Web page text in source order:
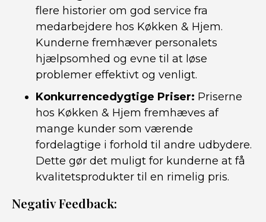
flere historier om god service fra
medarbejdere hos Køkken & Hjem.
Kunderne fremhæver personalets
hjælpsomhed og evne til at løse
problemer effektivt og venligt.
Konkurrencedygtige Priser: Priserne
hos Køkken & Hjem fremhæves af
mange kunder som værende
fordelagtige i forhold til andre udbydere.
Dette gør det muligt for kunderne at få
kvalitetsprodukter til en rimelig pris.
Negativ Feedback: